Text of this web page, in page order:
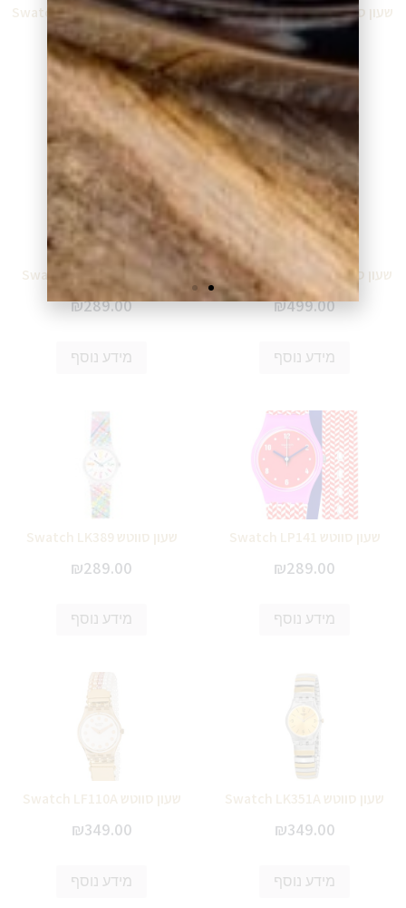
שעון סווטש Swatch SB03N102
₪609.00
מידע נוסף
שעון סווטש Swatch SB02W400
₪649.00
מידע נוסף
שעון סווטש Swatch SB01K100
₪499.00
מידע נוסף
₪289.00
מידע נוסף
שעון סווטש Swatch LP141
₪289.00
מידע נוסף
שעון סווטש Swatch LK389
₪289.00
מידע נוסף
שעון סווטש Swatch LK351A
₪349.00
מידע נוסף
שעון סווטש Swatch LF110A
₪349.00
מידע נוסף